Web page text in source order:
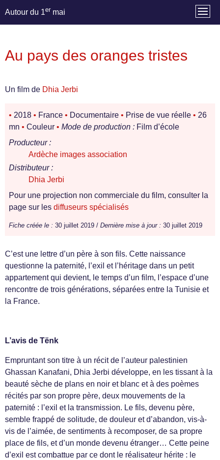
Autour du 1er mai
Au pays des oranges tristes
Un film de Dhia Jerbi
• 2018 • France • Documentaire • Prise de vue réelle • 26
mn • Couleur • Mode de production : Film d’école
Producteur :
Ardèche images association
Distributeur :
Dhia Jerbi
Pour une projection non commerciale du film, consulter la
page sur les diffuseurs spécialisés
Fiche créée le : 30 juillet 2019 / Dernière mise à jour : 30 juillet 2019
C’est une lettre d’un père à son fils. Cette naissance
questionne la paternité, l’exil et l’héritage dans un petit
appartement qui devient, le temps d’un film, l’espace d’une
rencontre de trois générations, séparées entre la Tunisie et
la France.
L’avis de Tënk
Empruntant son titre à un récit de l’auteur palestinien
Ghassan Kanafani, Dhia Jerbi développe, en les tissant à la
beauté sèche de plans en noir et blanc et à des poèmes
récités par son propre père, deux mouvements de la
paternité : l’exil et la transmission. Le fils, devenu père,
semble frappé de solitude, de douleur et d’abandon, vis-à-
vis de l’aimée, de sentiments à recomposer, de sa propre
place de fils, et d’un monde devenu étranger… Cette peine
d’exil est combattue par ce dont le réalisateur hérite : le